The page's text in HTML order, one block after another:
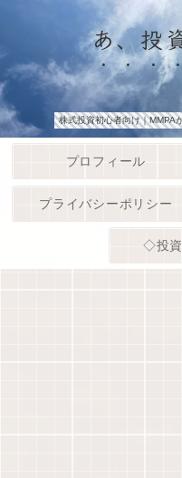
あ、投
株式投資初心者向け｜MMPA
プロフィール
プライバシーポリシー
◇投